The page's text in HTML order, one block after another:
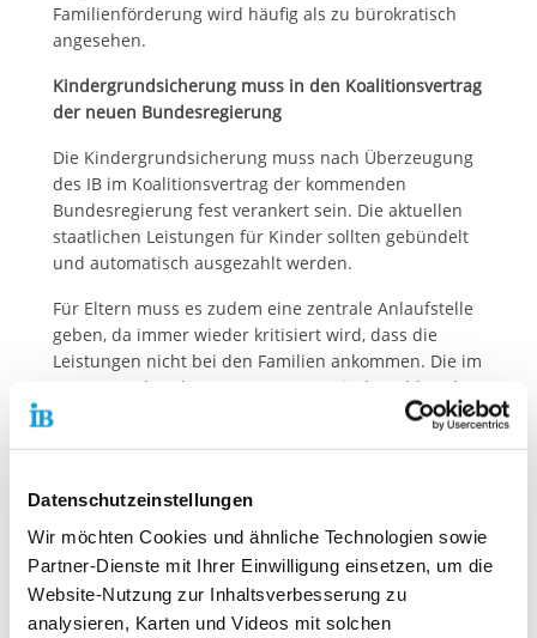
Datenschutzeinstellungen
Wir möchten Cookies und ähnliche Technologien sowie
Partner-Dienste mit Ihrer Einwilligung einsetzen, um die
Website-Nutzung zur Inhaltsverbesserung zu
analysieren, Karten und Videos mit solchen
Familienförderung wird häufig als zu bürokratisch
angesehen.
Kindergrundsicherung muss in den Koalitionsvertrag
der neuen Bundesregierung
Die Kindergrundsicherung muss nach Überzeugung
des IB im Koalitionsvertrag der kommenden
Bundesregierung fest verankert sein. Die aktuellen
staatlichen Leistungen für Kinder sollten gebündelt
und automatisch ausgezahlt werden.
Für Eltern muss es zudem eine zentrale Anlaufstelle
geben, da immer wieder kritisiert wird, dass die
Leistungen nicht bei den Familien ankommen. Die im
Moment geltenden Hartz-IV-Sätze, Kindergeld und
sonstige Förderungen für Kinder und Jugendliche
von staatlichen Hilfen. Bei 1,6 Millionen von ihnen ist
Der Internationale Bund ist Mitglied der Nationalen
Armutskonferenz (NAK). Thiemo Fojkar,
Vorstandsvorsitzender des IB und NAK-Delegierter: